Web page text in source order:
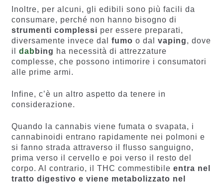
Inoltre, per alcuni, gli edibili sono più facili da
consumare, perché non hanno bisogno di
strumenti complessi per essere preparati,
diversamente invece dal fumo o dal vaping, dove
il dab bing ha necessità di attrezzature
complesse, che possono intimorire i consumatori
alle prime armi.
Infine, c’è un altro aspetto da tenere in
considerazione.
Quando la cannabis viene fumata o svapata, i
cannabinoidi entrano rapidamente nei polmoni e
si fanno strada attraverso il flusso sanguigno,
prima verso il cervello e poi verso il resto del
corpo. Al contrario, il THC commestibile entra nel
tratto digestivo e viene metabolizzato nel